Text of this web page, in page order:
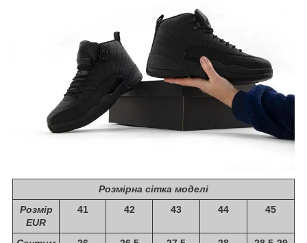
Розмірна сітка моделі
Розмір
EUR
41 42 43 44 45